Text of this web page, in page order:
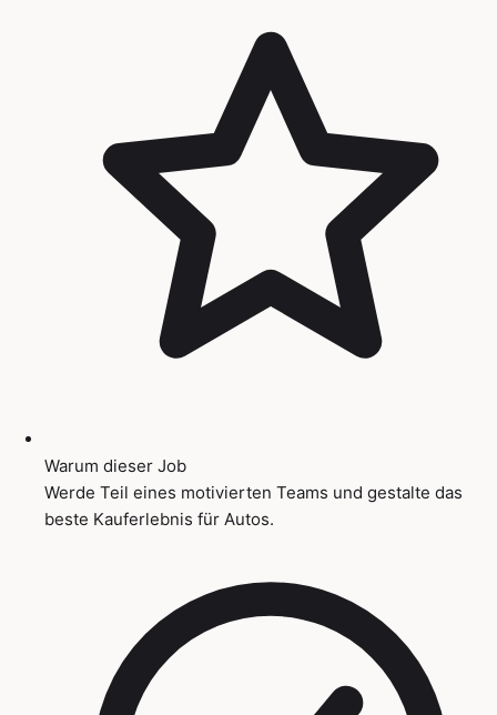
Warum dieser Job
Werde Teil eines motivierten Teams und gestalte das
beste Kauferlebnis für Autos.